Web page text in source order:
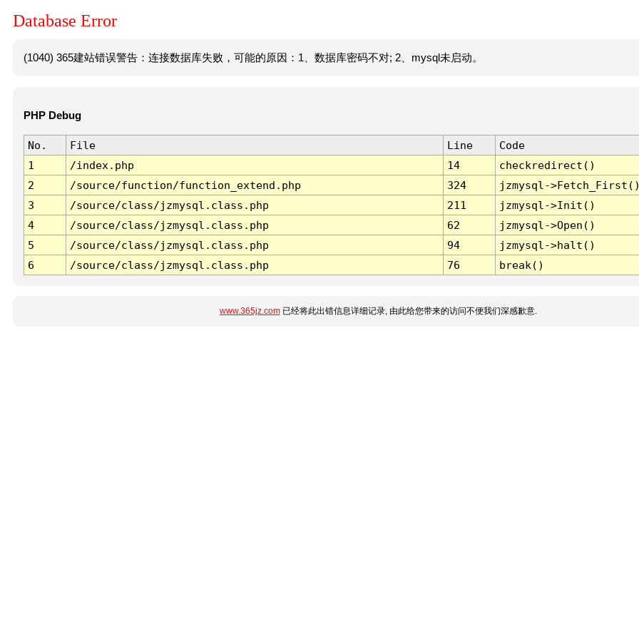
Database Error
(1040) 365建站错误警告：连接数据库失败，可能的原因：1、数据库密码不对; 2、mysql未启动。
PHP Debug
No. File Line
Code
1
/index.php 14
checkredirect()
2
/source/function/function_extend.php 324
jzmysql-
3
/source/class/jzmysql.class.php 211
jzmysql->Init()
4
/source/class/jzmysql.class.php 62
jzmysql->Open()
5
/source/class/jzmysql.class.php 94
jzmysql->halt()
6
/source/class/jzmysql.class.php 76 break()
www.365jz.com已经将此出错信息详细记录, 由此给您带来的访问不便我们深感歉意.